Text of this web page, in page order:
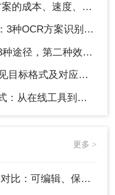
、速度、精度对比！
方案识别率实测！
，第二种效率最高！
式及对应操作方法！
具到桌面软件全梳理！
更多 >
辑、保格式、避风险！